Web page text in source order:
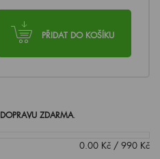
PŘIDAT DO KOŠÍKU
DOPRAVU ZDARMA.
0.00 Kč / 990 Kč